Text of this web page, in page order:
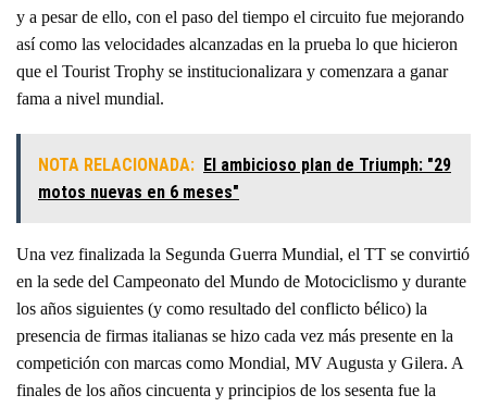
y a pesar de ello, con el paso del tiempo el circuito fue mejorando
así como las velocidades alcanzadas en la prueba lo que hicieron
que el Tourist Trophy se institucionalizara y comenzara a ganar
fama a nivel mundial.
NOTA RELACIONADA: El ambicioso plan de Triumph: "29
motos nuevas en 6 meses"
Una vez finalizada la Segunda Guerra Mundial, el TT se convirtió
en la sede del Campeonato del Mundo de Motociclismo y durante
los años siguientes (y como resultado del conflicto bélico) la
presencia de firmas italianas se hizo cada vez más presente en la
competición con marcas como Mondial, MV Augusta y Gilera. A
finales de los años cincuenta y principios de los sesenta fue la